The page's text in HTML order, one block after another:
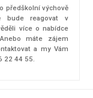
předškolní výchově
bude reagovat v
více o nabídce
máte zájem
a my Vám
22 44 55.